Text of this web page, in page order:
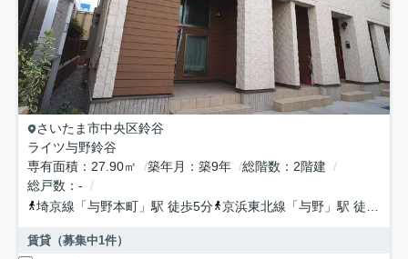
さいたま市中央区鈴谷
ライツ与野鈴谷
専有面積
27.90㎡ 築年月 築9年 総階数
2階建
総戸数
-
埼京線 「与野本町 」駅 徒歩5分 京浜東北線 「与野 」駅 徒歩20分
賃貸（募集中1件）